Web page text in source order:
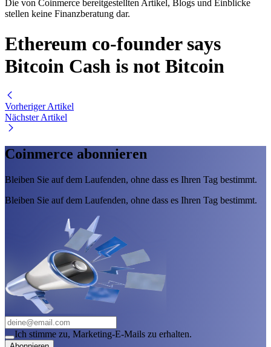
Die von Coinmerce bereitgestellten Artikel, Blogs und Einblicke
stellen keine Finanzberatung dar.
Ethereum co-founder says
Bitcoin Cash is not Bitcoin
Vorheriger Artikel
Nächster Artikel
Coinmerce abonnieren
Bleiben Sie auf dem Laufenden, ohne dass es Ihren Tag bestimmt.
Bleiben Sie auf dem Laufenden, ohne dass es Ihren Tag bestimmt.
Ich stimme zu, Marketing-E-Mails zu erhalten.